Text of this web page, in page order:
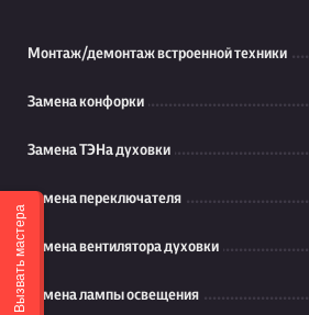
Монтаж/демонтаж встроенной техники
Замена конфорки
Замена ТЭНа духовки
Замена переключателя
Замена вентилятора духовки
Замена лампы освещения
Вызвать мастера